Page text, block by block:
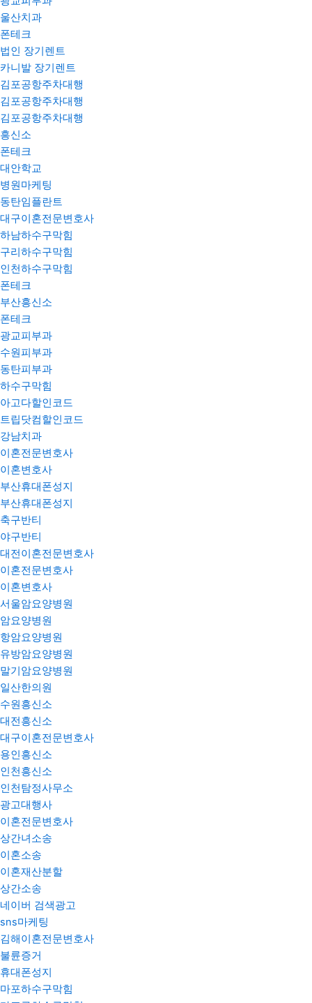
울산치과
폰테크
법인 장기렌트
카니발 장기렌트
김포공항주차대행
김포공항주차대행
김포공항주차대행
흥신소
폰테크
대안학교
병원마케팅
동탄임플란트
대구이혼전문변호사
하남하수구막힘
구리하수구막힘
인천하수구막힘
폰테크
부산흥신소
폰테크
광교피부과
수원피부과
동탄피부과
하수구막힘
아고다할인코드
트립닷컴할인코드
강남치과
이혼전문변호사
이혼변호사
부산휴대폰성지
부산휴대폰성지
축구반티
야구반티
대전이혼전문변호사
이혼전문변호사
이혼변호사
서울암요양병원
암요양병원
항암요양병원
유방암요양병원
말기암요양병원
일산한의원
수원흥신소
대전흥신소
대구이혼전문변호사
용인흥신소
인천흥신소
인천탐정사무소
광고대행사
이혼전문변호사
상간녀소송
이혼소송
이혼재산분할
상간소송
네이버 검색광고
sns마케팅
김해이혼전문변호사
불륜증거
휴대폰성지
마포하수구막힘